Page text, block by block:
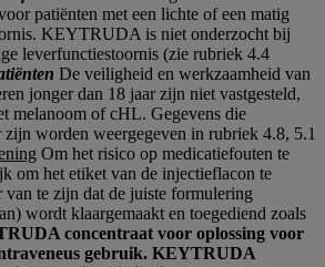
patiënten met een lichte of een matig
KEYTRUDA is niet onderzocht bij
leverfunctiestoornis (zie rubriek 4.4
De veiligheid en werkzaamheid van
jonger dan 18 jaar zijn niet vastgesteld,
melanoom of cHL. Gegevens die
zijn worden weergegeven in rubriek 4.8, 5.1
Om het risico op medicatiefouten te
om het etiket van de injectieflacon te
van te zijn dat de juiste formulering
wordt klaargemaakt en toegediend zoals
concentraat voor oplossing voor
gebruik. KEYTRUDA